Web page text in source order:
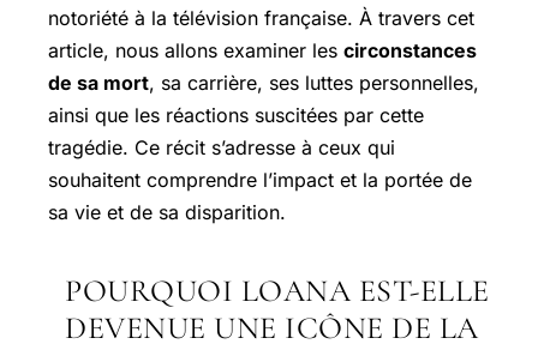
notoriété à la télévision française. À travers cet
article, nous allons examiner les circonstances
de sa mort, sa carrière, ses luttes personnelles,
ainsi que les réactions suscitées par cette
tragédie. Ce récit s’adresse à ceux qui
souhaitent comprendre l’impact et la portée de
sa vie et de sa disparition.
POURQUOI LOANA EST-ELLE
DEVENUE UNE ICÔNE DE LA